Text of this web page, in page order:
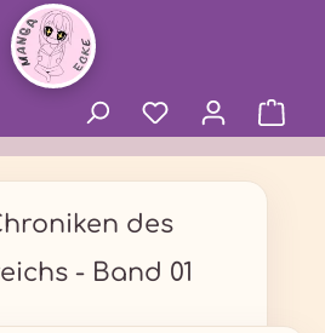
des
- Band 01